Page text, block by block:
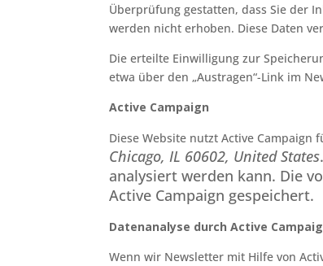
Überprüfung gestatten, dass Sie der
werden nicht erhoben. Diese Daten
Die erteilte Einwilligung zur
etwa über den „Austragen“-Link im
Active Campaign
Diese Website nutzt Active
Chicago, IL 60602, United States
analysiert werden kann. Die
Active Campaign gespeichert.
Datenanalyse durch Active
Wenn wir Newsletter mit Hilfe von